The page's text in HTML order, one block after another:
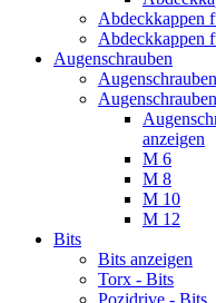
Abdeckkappen
Abdeckkappen
Augenschrauben
anzeigen
M 6
M 8
M 10
M 12
Bits
Bits anzeigen
Torx - Bits
Pozidrive - Bits